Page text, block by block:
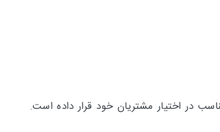
در اختیار مشتریان خود قرار داده است.